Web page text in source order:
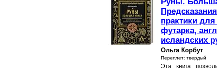
практики
футарка,
исландских
Ольга Корбут
Переплет: твердый
Эта книга